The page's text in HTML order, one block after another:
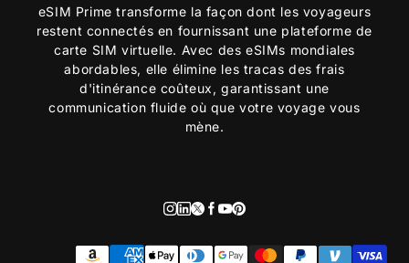
eSIM Prime transforme la façon dont les voyageurs
restent connectés en fournissant une plateforme de
carte SIM virtuelle. Avec des eSIMs mondiales
abordables, elle élimine les tracas des frais
d'itinérance coûteux, garantissant une
communication fluide où que votre voyage vous
mène.